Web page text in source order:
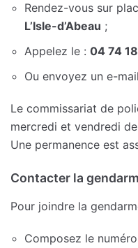
Rendez-vous sur
L’Isle-d’Abeau ;
Appelez le : 04 74
Ou envoyez un e-
Le commissariat de
mercredi et vendredi
Une permanence est
Contacter la
Pour joindre la
Composez le